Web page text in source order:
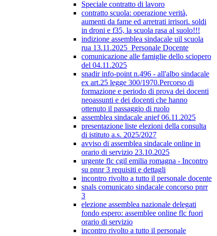
Speciale contratto di lavoro
contratto scuola: operazione verità,
aumenti da fame ed arretrati irrisori. soldi
in droni e f35, la scuola rasa al suolo!!!
indizione assemblea sindacale uil scuola
rua 13.11.2025_Personale Docente
comunicazione alle famiglie dello sciopero
del 04.11.2025
snadir info-point n.496 - all'albo sindacale
ex art.25 legge 300/1970.Percorso di
formazione e periodo di prova dei docenti
neoassunti e dei docenti che hanno
ottenuto il passaggio di ruolo
assemblea sindacale anief 06.11.2025
presentazione liste elezioni della consulta
di istituto a.s. 2025/2027
avviso di assemblea sindacale online in
orario di servizio 23.10.2025
urgente flc cgil emilia romagna - Incontro
su pnnr 3 requisiti e dettagli
incontro rivolto a tutto il personale docente
snals comunicato sindacale concorso pnrr
3
elezione assemblea nazionale delegati
fondo espero: assemblee online flc fuori
orario di servizio
incontro rivolto a tutto il personale